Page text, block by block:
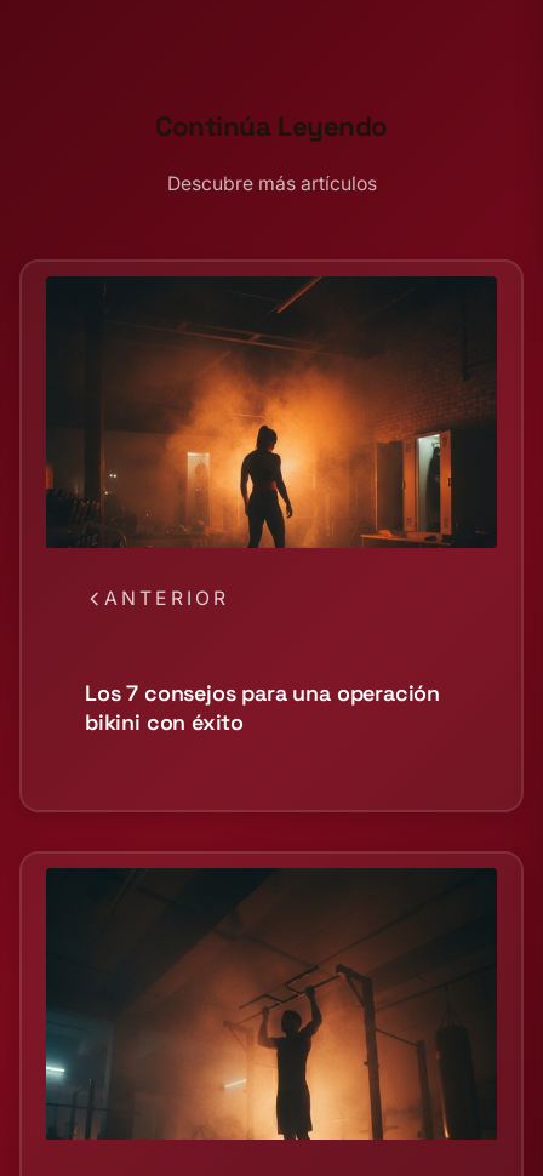
Continúa Leyendo
Descubre más artículos
ANTERIOR
Los 7 consejos para una operación
bikini con éxito